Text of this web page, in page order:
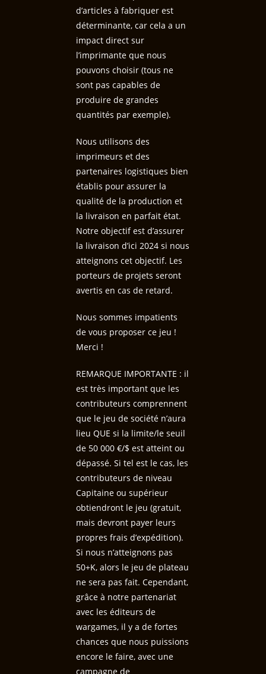
d’articles à fabriquer est
déterminante, car cela a un
impact direct sur
l’imprimante que nous
pouvons choisir (tous ne
sont pas capables de
produire de grandes
quantités par exemple).
Nous utilisons des
imprimeurs et des
partenaires logistiques bien
établis pour assurer la
qualité de la production et
la livraison en parfait état.
Notre objectif est d’assurer
la livraison d’ici 2024 si nous
atteignons cet objectif. Les
porteurs de projets seront
avertis en cas de retard.
Nous sommes impatients
de vous proposer ce jeu !
Merci !
REMARQUE IMPORTANTE : il
est très important que les
contributeurs comprennent
que le jeu de société n’aura
lieu QUE si la limite/le seuil
de 50 000 €/$ est atteint ou
dépassé. Si tel est le cas, les
contributeurs de niveau
Capitaine ou supérieur
obtiendront le jeu (gratuit,
mais devront payer leurs
propres frais d’expédition).
Si nous n’atteignons pas
50+K, alors le jeu de plateau
ne sera pas fait. Cependant,
grâce à notre partenariat
avec les éditeurs de
wargames, il y a de fortes
chances que nous puissions
encore le faire, avec une
campagne de